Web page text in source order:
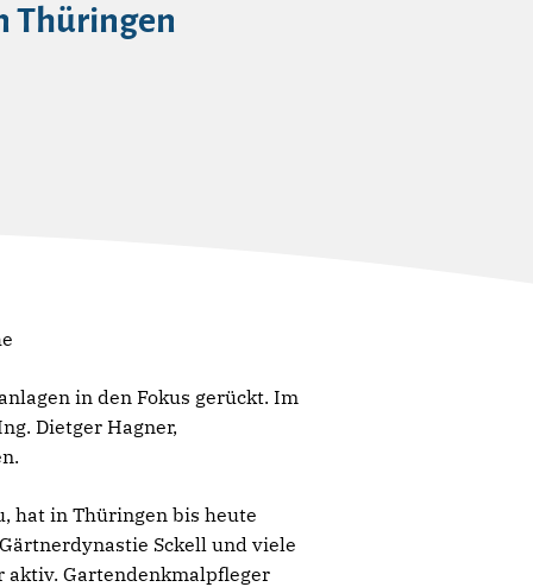
Thüringen
in den Fokus gerückt. Im
Dietger Hagner,
hat in Thüringen bis heute
Sckell und viele
Gartendenkmalpfleger